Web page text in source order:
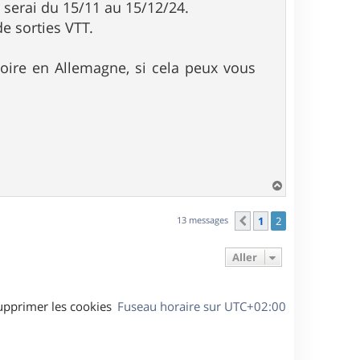
du 15/11 au 15/12/24.
sorties VTT.
en Allemagne, si cela peux vous
a
u
13 messages Précédent
1 2
Aller
Fuseau horaire sur UTC+02:00
les cookies